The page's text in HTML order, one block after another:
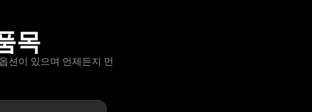
목
션이 있으며 언제든지 먼